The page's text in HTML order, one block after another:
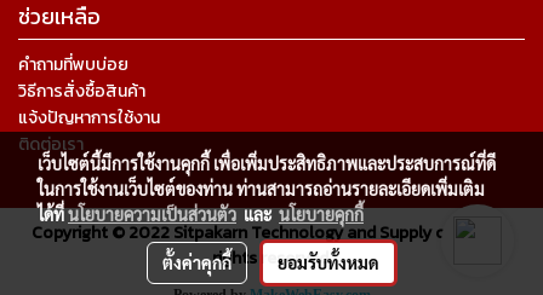
ช่วยเหลือ
คำถามที่พบบ่อย
วิธีการสั่งซื้อสินค้า
แจ้งปัญหาการใช้งาน
ติดต่อเรา
Copyright © 2022 Sitpakarn Technology and Supply co.,ltd. All
rights reserved.
เว็บไซต์นี้มีการใช้งานคุกกี้ เพื่อเพิ่มประสิทธิภาพและประสบการณ์ที่ดี
ในการใช้งานเว็บไซต์ของท่าน ท่านสามารถอ่านรายละเอียดเพิ่มเติม
ได้ที่นโยบายความเป็นส่วนตัวและนโยบายคุกกี้
ตั้งค่าคุกกี้ ยอมรับทั้งหมด